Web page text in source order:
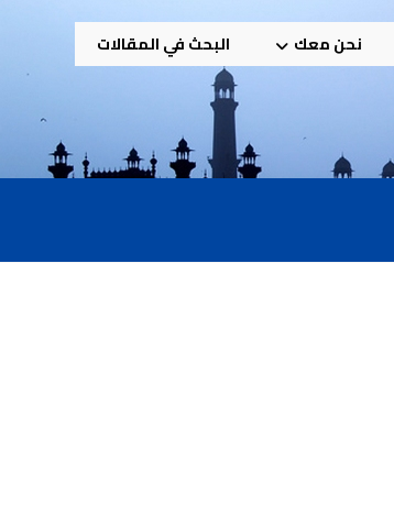
نحن معك البحث في المقالات